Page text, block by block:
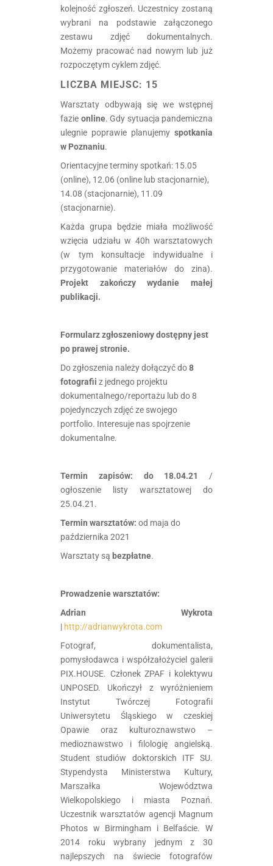
kolejność zgłoszeń. Uczestnicy zostaną
wybrani na podstawie załączonego
zestawu zdjęć dokumentalnych.
Możemy pracować nad nowym lub już
rozpoczętym cyklem zdjęć.
LICZBA MIEJSC: 15
Warsztaty odbywają się we wstępnej
fazie online. Gdy sytuacja pandemiczna
ulegnie poprawie planujemy spotkania
w Poznaniu.
Orientacyjne terminy spotkań: 15.05
(online), 12.06 (online lub stacjonarnie),
14.08 (stacjonarnie), 11.09
(stacjonarnie).
Każda grupa będzie miała możliwość
wzięcia udziału w 40h warsztatowych
(w tym konsultacje indywidualne i
przygotowanie materiałów do zina).
Projekt zakończy wydanie małej
publikacji.
Formularz zgłoszeniowy dostępny jest
po prawej stronie.
Do zgłoszenia należy dołączyć do8
fotografii z jednego projektu
dokumentalnego/reportażu lub do 8
pojedynczych zdjęć ze swojego
portfolio. Interesuje nas spojrzenie
dokumentalne.
Termin zapisów: do 18.04.21
/
ogłoszenie listy warsztatowej do
25.04.21.
Termin warsztatów: od maja do
października 2021
Warsztaty są bezpłatne.
Prowadzenie warsztatów:
Adrian Wykrota
| http://adrianwykrota.com
Fotograf, dokumentalista,
pomysłodawca i współzałożyciel galerii
PIX.HOUSE. Członek ZPAF i kolektywu
UNPOSED. Ukończył z wyróżnieniem
Instytut Twórczej Fotografii
Uniwersytetu Śląskiego w czeskiej
Opawie oraz kulturoznawstwo –
medioznawstwo i filologię angielską.
Student studiów doktorskich ITF SU.
Stypendysta Ministerstwa Kultury,
Marszałka Województwa
Wielkopolskiego i miasta Poznań.
Uczestnik warsztatów agencji Magnum
Photos w Birmingham i Belfaście. W
2014 roku wybrany jednym z 30
najlepszych na świecie fotografów